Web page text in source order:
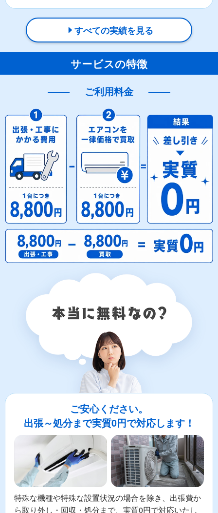
すべての実績を見る
サービスの特徴
ご利用料金
ご安心ください。
出張～処分まで実質0円で対応します！
特殊な機種や特殊な設置状況の場合を除き、出張費か
ら取り外し・回収・処分まで、実質0円で対応いたし